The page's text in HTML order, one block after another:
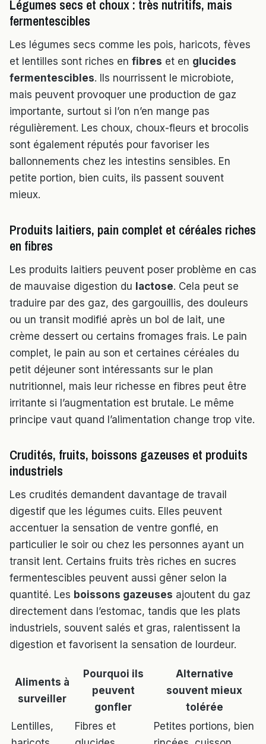
Légumes secs et choux : très nutritifs, mais
fermentescibles
Les légumes secs comme les pois, haricots, fèves
et lentilles sont riches en fibres et en glucides
fermentescibles. Ils nourrissent le microbiote,
mais peuvent provoquer une production de gaz
importante, surtout si l’on n’en mange pas
régulièrement. Les choux, choux-fleurs et brocolis
sont également réputés pour favoriser les
ballonnements chez les intestins sensibles. En
petite portion, bien cuits, ils passent souvent
mieux.
Produits laitiers, pain complet et céréales riches
en fibres
Les produits laitiers peuvent poser problème en cas
de mauvaise digestion du lactose. Cela peut se
traduire par des gaz, des gargouillis, des douleurs
ou un transit modifié après un bol de lait, une
crème dessert ou certains fromages frais. Le pain
complet, le pain au son et certaines céréales du
petit déjeuner sont intéressants sur le plan
nutritionnel, mais leur richesse en fibres peut être
irritante si l’augmentation est brutale. Le même
principe vaut quand l’alimentation change trop vite.
Crudités, fruits, boissons gazeuses et produits
industriels
Les crudités demandent davantage de travail
digestif que les légumes cuits. Elles peuvent
accentuer la sensation de ventre gonflé, en
particulier le soir ou chez les personnes ayant un
transit lent. Certains fruits très riches en sucres
fermentescibles peuvent aussi gêner selon la
quantité. Les boissons gazeuses ajoutent du gaz
directement dans l’estomac, tandis que les plats
industriels, souvent salés et gras, ralentissent la
digestion et favorisent la sensation de lourdeur.
Aliments à
surveiller
Pourquoi ils
peuvent
gonfler
Alternative
souvent mieux
tolérée
Lentilles,
Fibres et
Petites portions, bien